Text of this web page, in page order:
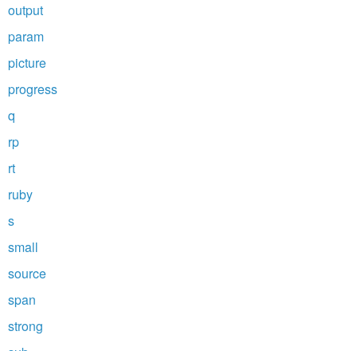
output
param
picture
progress
q
rp
rt
ruby
s
small
source
span
strong